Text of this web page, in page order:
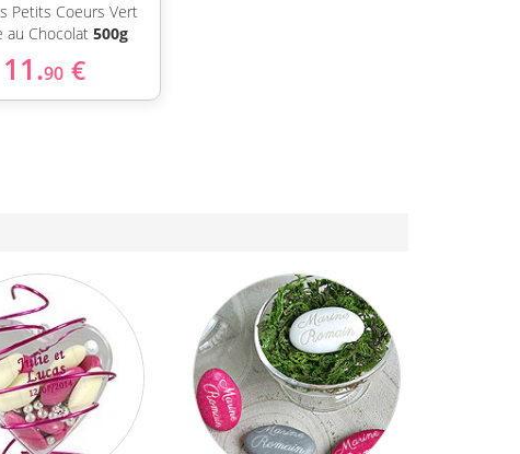
Petits Coeurs Vert
au Chocolat 500g
11.90 €